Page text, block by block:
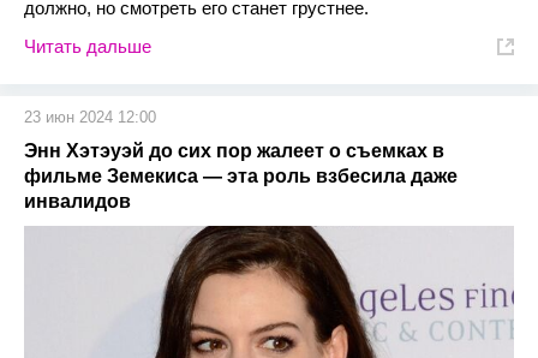
должно, но смотреть его станет грустнее.
Читать дальше
23 июн 2024 12:00
Энн Хэтэуэй до сих пор жалеет о съемках в
фильме Земекиса — эта роль взбесила даже
инвалидов